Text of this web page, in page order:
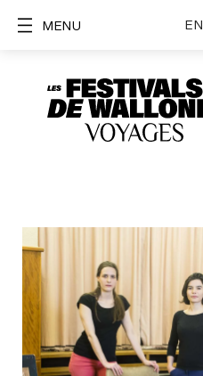
EN
MENU